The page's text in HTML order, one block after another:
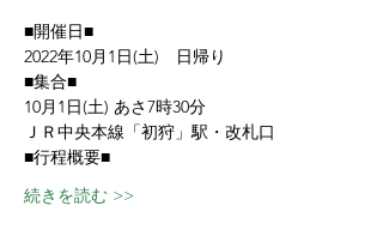
■開催日■
2022年10月1日(土)　日帰り
■集合■
10月1日(土) あさ7時30分
ＪＲ中央本線「初狩」駅・改札口
■行程概要■
続きを読む >>